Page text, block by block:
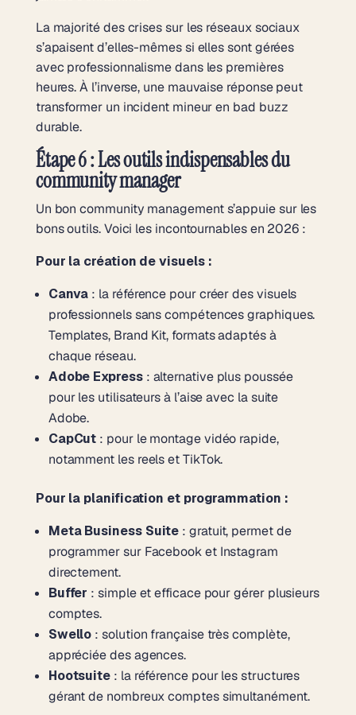
La majorité des crises sur les réseaux sociaux
s’apaisent d’elles-mêmes si elles sont gérées
avec professionnalisme dans les premières
heures. À l’inverse, une mauvaise réponse peut
transformer un incident mineur en bad buzz
durable.
Étape 6 : Les outils indispensables du
community manager
Un bon community management s’appuie sur les
bons outils. Voici les incontournables en 2026 :
Pour la création de visuels :
Canva : la référence pour créer des visuels
professionnels sans compétences graphiques.
Templates, Brand Kit, formats adaptés à
chaque réseau.
Adobe Express: alternative plus poussée
pour les utilisateurs à l’aise avec la suite
Adobe.
CapCut : pour le montage vidéo rapide,
notamment les reels et TikTok.
Pour la planification et programmation :
Meta Business Suite : gratuit, permet de
programmer sur Facebook et Instagram
directement.
Buffer : simple et efficace pour gérer plusieurs
comptes.
Swello : solution française très complète,
appréciée des agences.
Hootsuite : la référence pour les structures
gérant de nombreux comptes simultanément.